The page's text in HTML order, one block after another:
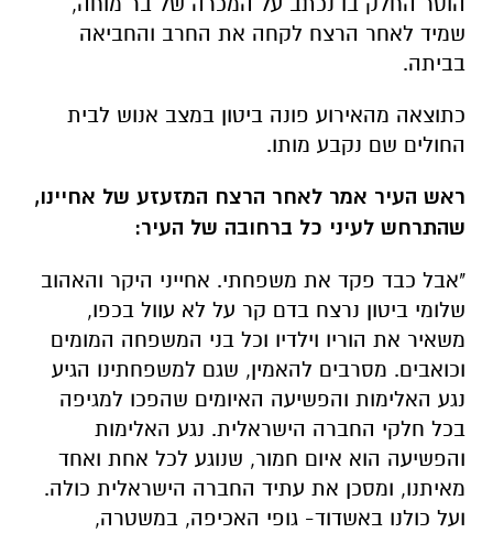
שמיד לאחר הרצח לקחה את החרב והחביאה
בביתה.
כתוצאה מהאירוע פונה ביטון במצב אנוש לבית
החולים שם נקבע מותו.
ראש העיר אמר לאחר הרצח המזעזע של אחיינו,
שהתרחש לעיני כל ברחובה של העיר:
"אבל כבד פקד את משפחתי. אחייני היקר והאהוב
שלומי ביטון נרצח בדם קר על לא עוול בכפו,
משאיר את הוריו וילדיו וכל בני המשפחה המומים
וכואבים. מסרבים להאמין, שגם למשפחתינו הגיע
נגע האלימות והפשיעה האיומים שהפכו למגיפה
בכל חלקי החברה הישראלית. נגע האלימות
והפשיעה הוא איום חמור, שנוגע לכל אחת ואחד
מאיתנו, ומסכן את עתיד החברה הישראלית כולה.
ועל כולנו באשדוד- גופי האכיפה, במשטרה,